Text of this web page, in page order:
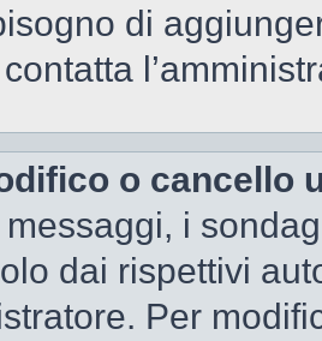
di
o cancello
i
dai rispettivi
Per